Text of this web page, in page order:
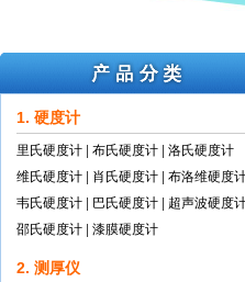
1. 硬度计
里氏硬度计 布氏硬度计
洛氏硬度计
维氏硬度计
肖氏硬度计
布洛维硬度
韦氏硬度计
巴氏硬度计
超声波硬度
邵氏硬度计
漆膜硬度计
2. 测厚仪